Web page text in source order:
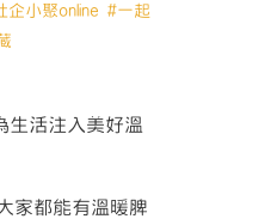
企小聚online #一起
生活注入美好溫
家都能有溫暖脾